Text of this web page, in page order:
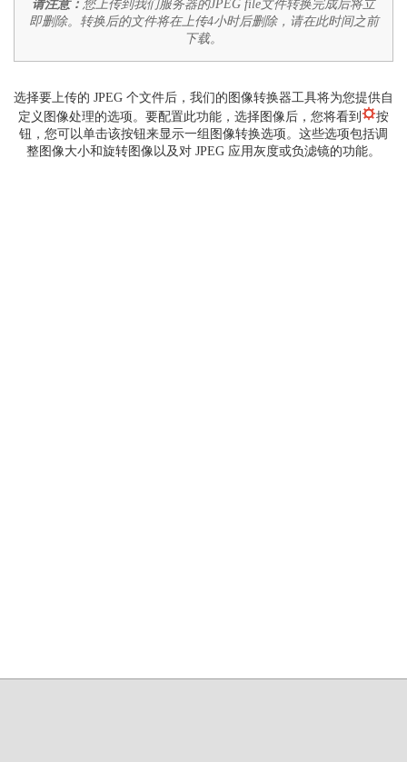
请注意： 您上传到我们服务器的JPEG file文件转换完成后将立
即删除。转换后的文件将在上传4小时后删除，请在此时间之前
下载。
选择要上传的 JPEG 个文件后，我们的图像转换器工具将为您提供自
定义图像处理的选项。要配置此功能，选择图像后，您将看到
按
钮，您可以单击该按钮来显示一组图像转换选项。这些选项包括调
整图像大小和旋转图像以及对 JPEG 应用灰度或负滤镜的功能。